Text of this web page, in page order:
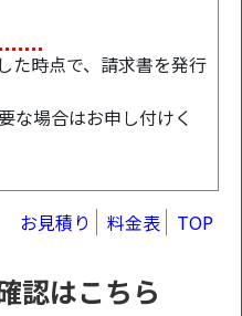
た時点で、請求書を発行
な場合はお申し付けく
お見積り 料金表 TOP
認はこちら